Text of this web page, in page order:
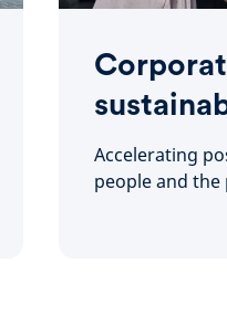
Accelerating
people and the